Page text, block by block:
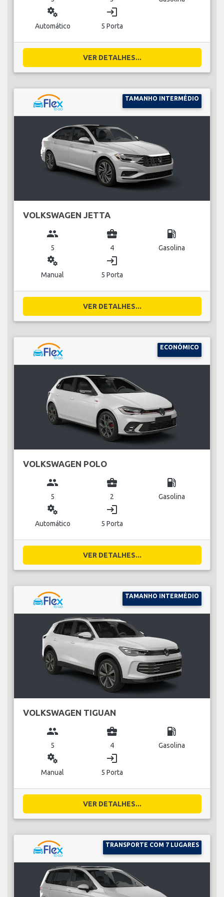
miscellaneous_services
Automático
login
5 Porta
VER DETALHES...
TAMANHO INTERMÉDIO
VOLKSWAGEN JETTA
group
5
business_center
4
local_gas_station
Gasolina
miscellaneous_services
Manual
login
5 Porta
VER DETALHES...
ECONÓMICO
VOLKSWAGEN POLO
group
5
business_center
2
local_gas_station
Gasolina
miscellaneous_services
Automático
login
5 Porta
VER DETALHES...
TAMANHO INTERMÉDIO
VOLKSWAGEN TIGUAN
group
5
business_center
4
local_gas_station
Gasolina
miscellaneous_services
Manual
login
5 Porta
VER DETALHES...
TRANSPORTE COM 7 LUGARES